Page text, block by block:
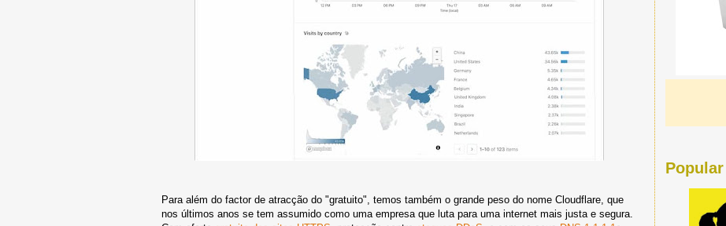
Para além do factor de atracção do "gratuito", temos também o grande peso do nome Cloudflare, que
nos últimos anos se tem assumido como uma empresa que luta para uma internet mais justa e segura.
Popular